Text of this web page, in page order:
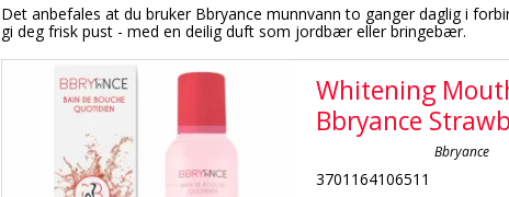
Det anbefales at du bruker Bbryance munnvann to ganger daglig i
gi deg frisk pust - med en deilig duft som jordbær eller bringebær.
Whitening
Bbryance
Bbryance
3701164106511